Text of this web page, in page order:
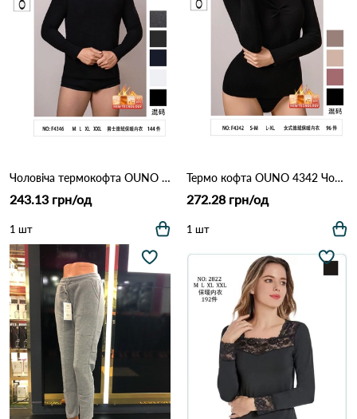
Чоловіча термокофта OUNO F4346 Різні кольори
243.13 грн/од
1 шт
Термо кофта OUNO 4342 Чорний
272.28 грн/од
1 шт